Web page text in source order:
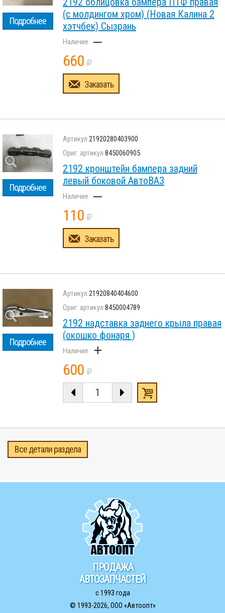
Подробнее
(с молдингом хром) (Новая Калина 2
хэтчбек) Сызрань
–
660
Заказать
Подробнее
21920280403900
8450060905
2192 кронштейн бампера задний
левый боковой АвтоВАЗ
–
110
Заказать
Подробнее
21920840404600
8450004789
2192 надставка заднего крыла правая
(окошко фонаря )
+
600
Все детали раздела
ПРОДАЖА
АВТОЗАПЧАСТЕЙ
с 1993 года
© 1993-2026, ООО «Автоопт»